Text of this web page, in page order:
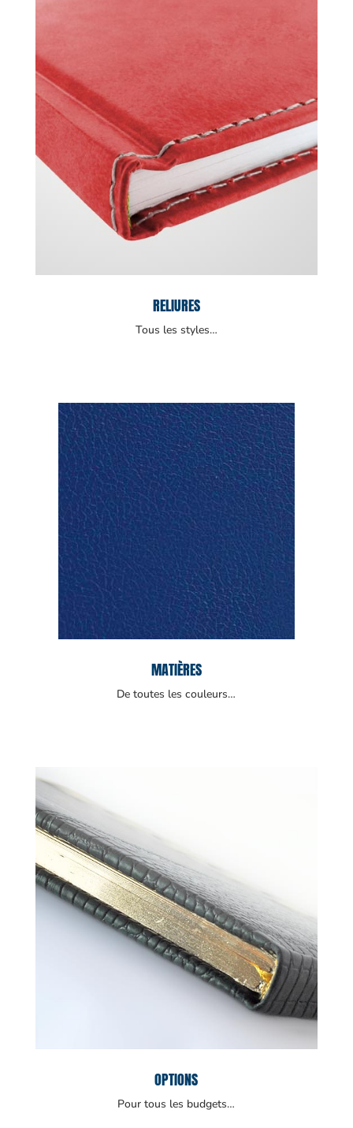
RELIURES
Tous les styles…
MATIÈRES
De toutes les couleurs…
OPTIONS
Pour tous les budgets…